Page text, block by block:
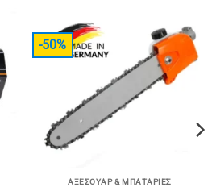
-50%
ΑΞΕΣΟΥΆΡ & ΜΠΑΤΑΡΊΕΣ